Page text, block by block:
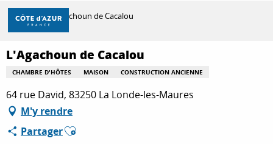
Aller
contenu
principal
DÉCOUVRIR
À FAIRE
Accueil L'Agachoun de Cacalou
L'Agachoun de Cacalou
CHAMBRE D'HÔTES MAISON CONSTRUCTION ANCIENNE
64 rue David, 83250 La Londe-les-Maures
M'y rendre
PartagerAjouter aux favoris